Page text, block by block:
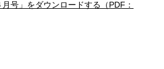
号」をダウンロードする（PDF：